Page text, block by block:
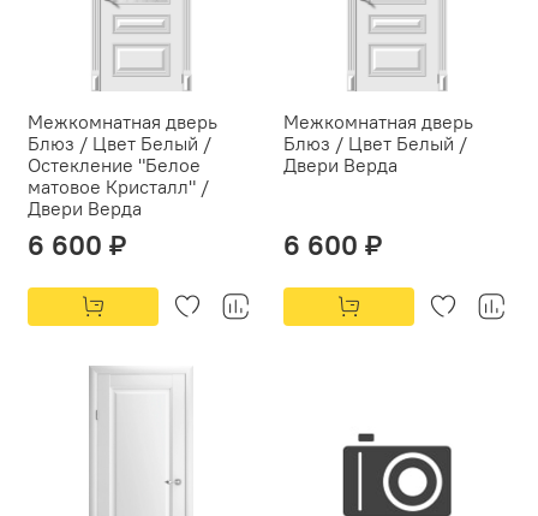
Межкомнатная дверь
Блюз / Цвет Белый /
Остекление "Белое
матовое Кристалл" /
Двери Верда
6 600 ₽
Межкомнатная дверь
Блюз / Цвет Белый /
Двери Верда
6 600 ₽